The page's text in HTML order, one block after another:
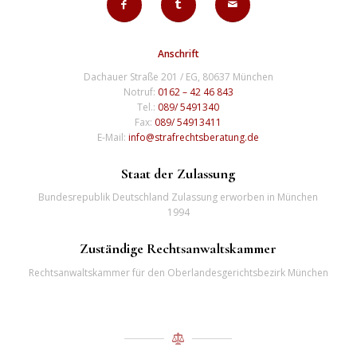
Anschrift
Dachauer Straße 201 / EG, 80637 München
Notruf: 0162 – 42 46 843
Tel.: 089/ 5491340
Fax: 089/ 54913411
E-Mail:info@strafrechtsberatung.de
Staat der Zulassung
Bundesrepublik Deutschland Zulassung erworben in München
1994
Zuständige Rechtsanwaltskammer
Rechtsanwaltskammer für den Oberlandesgerichtsbezirk München